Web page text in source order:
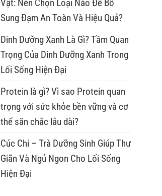
Vật: Nên Chọn Loại Nào Để Bổ
Sung Đạm An Toàn Và Hiệu Quả?
Dinh Dưỡng Xanh Là Gì? Tầm Quan
Trọng Của Dinh Dưỡng Xanh Trong
Lối Sống Hiện Đại
Protein là gì? Vì sao Protein quan
trọng với sức khỏe bền vững và cơ
thể săn chắc lâu dài?
Cúc Chi – Trà Dưỡng Sinh Giúp Thư
Giãn Và Ngủ Ngon Cho Lối Sống
Hiện Đại